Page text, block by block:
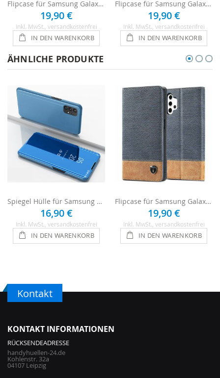
Flipcase für Samsung Galaxy A32 - Blau
19,90 €
Inkl. MwSt. , versandkostenfrei
IN DEN WARENKORB
Flipcase für Samsung Galaxy A32 - Braun
19,90 €
Inkl. MwSt. , versandkostenfrei
IN DEN WARENKORB
ÄHNLICHE PRODUKTE
Spiegel Hülle für Samsung Galaxy A32 - Blau
16,90 €
Inkl. MwSt. , versandkostenfrei
IN DEN WARENKORB
Flipcase für Samsung Galaxy A32 - Blau
19,90 €
Inkl. MwSt. , versandkostenfrei
IN DEN WARENKORB
Kontakt
KONTAKT INFORMATIONEN
RÜCKSENDEADRESSE
handyhuellen-24.de
Kohlenstr. 32a
04107 Leipzig